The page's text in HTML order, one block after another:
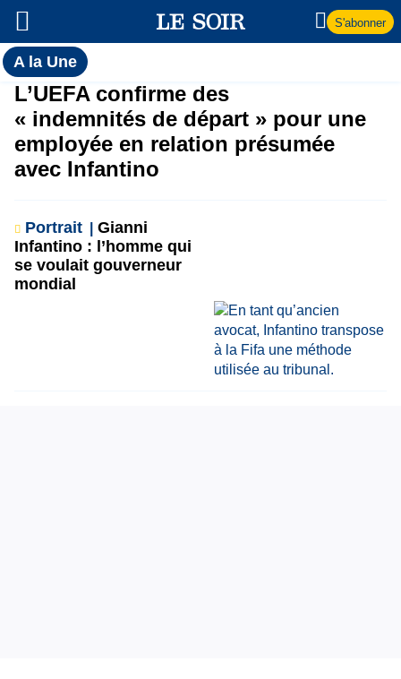
S'abonner
A la UneToutes
l'actualité
du Soir
A
la
Une
L’UEFA confirme des
« indemnités de départ » pour une
employée en relation présumée
avec Infantino
Portrait
Gianni
Infantino : l’homme qui
se voulait gouverneur
mondial